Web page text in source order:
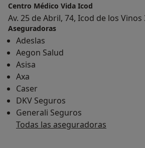
Centro Médico Vida Icod
Av. 25 de Abril, 74, Icod de los Vinos
Aseguradoras
Adeslas
Aegon Salud
Asisa
Axa
Caser
DKV Seguros
Generali Seguros
Todas las aseguradoras